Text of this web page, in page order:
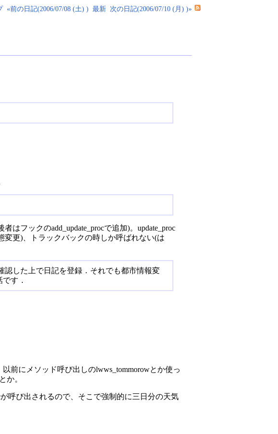
«前の日記(2006/07/08 (土) ) 最新 次の日記(2006/07/10 (月) )»
はフックのadd_update_procで追加)。update_proc
変更)、トラックバックの時しか呼ばれない(は
した上で日記を登録．それでも都市情報変
す．
前にメソッド呼び出しのlwws_tommorowとか使っ
か。
呼び出されるので、そこで強制的に三日分の天気